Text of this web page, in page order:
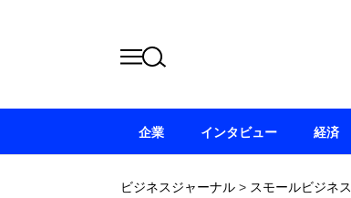
ビジネスジャーナル > スモールビジネス
企業 インタビュー 経済